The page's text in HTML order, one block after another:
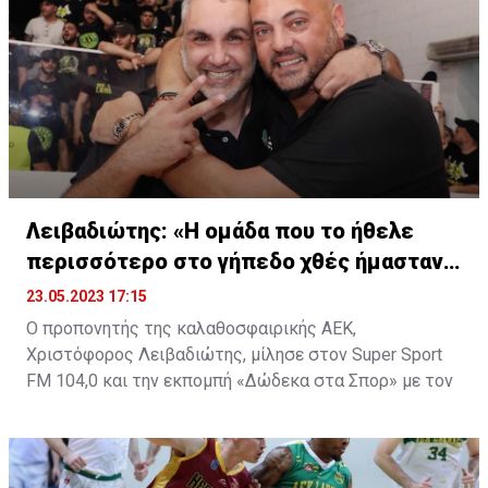
την καριέρα του στους νταμπλούχους Κύπρου, αφού
ήδη υπάρχει συμφωνία μεταξύ των δύο πλευρών και
απομένουν τα τυπικά της ανακοίνωσης.
Λειβαδιώτης: «Η ομάδα που το ήθελε
περισσότερο στο γήπεδο χθές ήμασταν
εμείς»
23.05.2023 17:15
Ο προπονητής της καλαθοσφαιρικής ΑΕΚ,
Χριστόφορος Λειβαδιώτης, μίλησε στον Super Sport
FM 104,0 και την εκπομπή «Δώδεκα στα Σπορ» με τον
Για τη σειρά των τελικών και το πρωτάθλημα:«Έχουν